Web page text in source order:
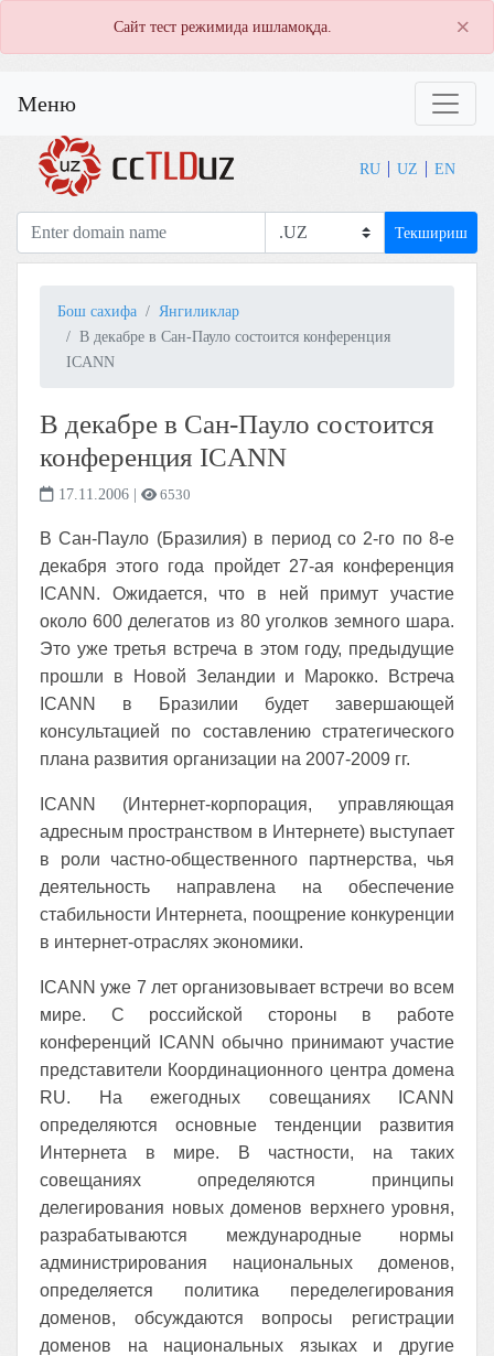
Сайт тест режимида ишламоқда. ×
Меню
RU UZ EN
Текшириш
Бош сахифа
Янгиликлар
В декабре в Сан-Пауло состоится конференция
ICANN
В декабре в Сан-Пауло состоится
конференция ICANN
17.11.2006 | 6530
В Сан-Пауло (Бразилия) в период со 2-го по 8-е
декабря этого года пройдет 27-ая конференция
ICANN. Ожидается, что в ней примут участие
около 600 делегатов из 80 уголков земного шара.
Это уже третья встреча в этом году, предыдущие
прошли в Новой Зеландии и Марокко. Встреча
ICANN в Бразилии будет завершающей
консультацией по составлению стратегического
плана развития организации на 2007-2009 гг.
ICANN (Интернет-корпорация, управляющая
адресным пространством в Интернете) выступает
в роли частно-общественного партнерства, чья
деятельность направлена на обеспечение
стабильности Интернета, поощрение конкуренции
в интернет-отраслях экономики.
ICANN уже 7 лет организовывает встречи во всем
мире. С российской стороны в работе
конференций ICANN обычно принимают участие
представители Координационного центра домена
RU. На ежегодных совещаниях ICANN
определяются основные тенденции развития
Интернета в мире. В частности, на таких
совещаниях определяются принципы
делегирования новых доменов верхнего уровня,
разрабатываются международные нормы
администрирования национальных доменов,
определяется политика переделегирования
доменов, обсуждаются вопросы регистрации
доменов на национальных языках и другие